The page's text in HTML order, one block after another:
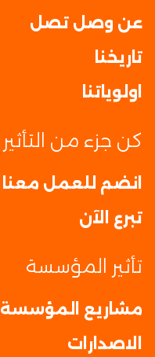
عن وصل تصل
تاريخنا
اولوياتنا
كن جزء من التأثير
انضم للعمل معنا
تبرع الآن
تأثير المؤسسة
مشاريع المؤسسة
الاصدارات